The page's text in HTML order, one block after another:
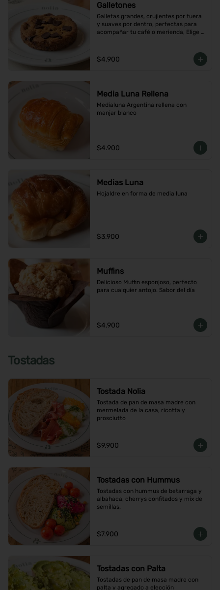
Galletones
Galletas grandes, crujientes por fuera
y suaves por dentro, perfectas para
acompañar tu café o merienda, Elige
$4.900
Media Luna Rellena
Medialuna Argentina rellena con
manjar blanco
$4.900
Medias Luna
Hojaldre en forma de media luna
$3.900
Muffins
Delicioso Muffin esponjoso, perfecto
para cualquier antojo. Sabor del día
$4.900
Tostadas
Tostada Nolia
Tostada de pan de masa madre con
mermelada de la casa, ricotta y
prosciutto
$9.900
Tostadas con Hummus
Tostadas con hummus de betarraga y
albahaca, cherrys confitados y mix de
semillas.
$7.900
Tostadas con Palta
Tostadas de pan de masa madre con
palta y agregado a elección